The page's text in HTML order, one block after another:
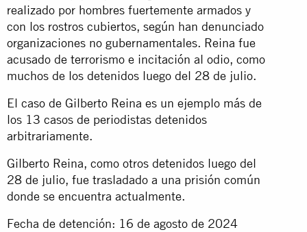
realizado por hombres fuertemente armados y
con los rostros cubiertos, según han denunciado
organizaciones no gubernamentales. Reina fue
acusado de terrorismo e incitación al odio, como
muchos de los detenidos luego del 28 de julio.
El caso de Gilberto Reina es un ejemplo más de
los 13 casos de periodistas detenidos
arbitrariamente.
Gilberto Reina, como otros detenidos luego del
28 de julio, fue trasladado a una prisión común
donde se encuentra actualmente.
Fecha de detención: 16 de agosto de 2024